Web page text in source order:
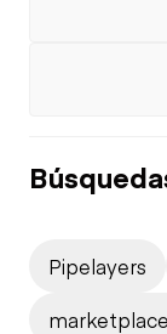
Pipelayers